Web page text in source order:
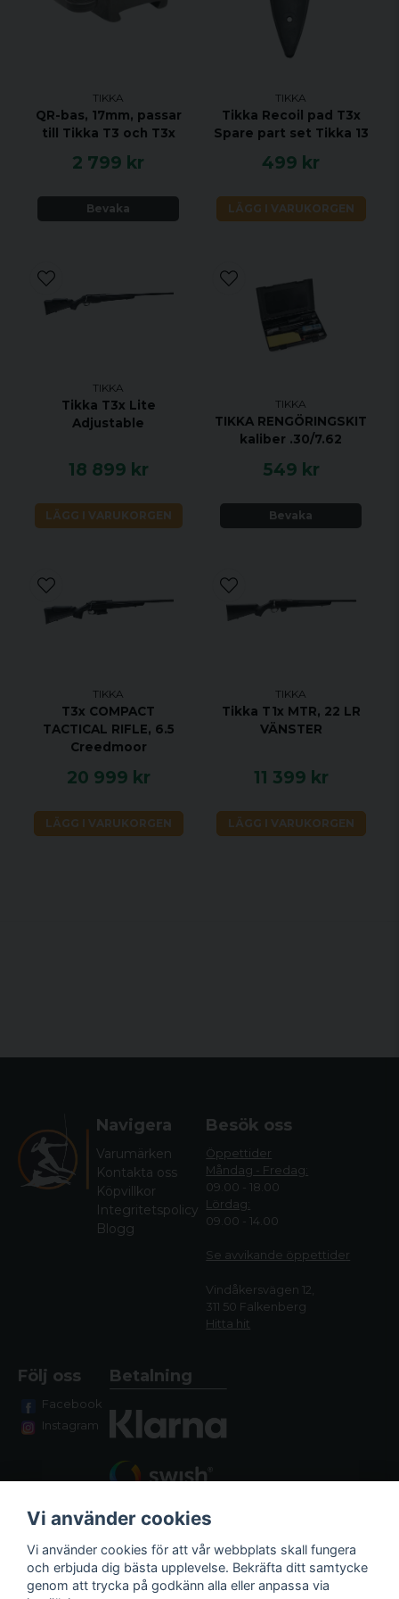
TIKKA
QR-bas, 17mm, passar
till Tikka T3 och T3x
2 799 kr
Bevaka
TIKKA
Tikka Recoil pad T3x
Spare part set Tikka 13
499 kr
LÄGG I VARUKORGEN
TIKKA
Tikka T3x Lite
Adjustable
18 899 kr
LÄGG I VARUKORGEN
TIKKA
TIKKA RENGÖRINGSKIT
kaliber .30/7.62
549 kr
Bevaka
TIKKA
T3x COMPACT
TACTICAL RIFLE, 6.5
Creedmoor
20 999 kr
LÄGG I VARUKORGEN
TIKKA
Tikka T1x MTR, 22 LR
VÄNSTER
11 399 kr
LÄGG I VARUKORGEN
Specifikationer:
VIKT 3,8 KG
TOTAL LÄNGD 1115 MM
VRIDNINGSHASTIGHET 1:9,5"
MAGASINKAPACITET 5 + 1
UTLÖSARE ENSTEGS TRIGGER
STOCK MATERIAL SYNTET
STOCK FINISH SVART
UTBYTBART GREPP JA
RAFFLAD BULT NEJ
VIKTIGASTE FÖRDELARNA
Legendarisk noggrannhet sedan 1918
T3x är verktyg med en elegant och ren
design för att säkerställa intuitiv
användarvänlighet.
bulthandtaget.
Tydliga indikatorer för säkerhets- och
slagstiftsstatus.
Navigera
Varumärken
Kontakta oss
Köpvillkor
Integritetspolicy
Blogg
Besök oss
Öppettider
Måndag - Fredag:
09.00 - 18.00
Lördag:
09.00 - 14.00
Se avvikande öppettider
Vindåkersvägen 12,
311 50 Falkenberg
Hitta hit
Följ oss
Facebook
Instagram
Betalning
Vi använder cookies
Vi använder cookies för att vår webbplats skall fungera
och erbjuda dig bästa upplevelse. Bekräfta ditt samtycke
genom att trycka på godkänn alla eller anpassa via